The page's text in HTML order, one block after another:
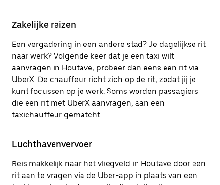
Zakelijke reizen
Een vergadering in een andere stad? Je dagelijkse rit
naar werk? Volgende keer dat je een taxi wilt
aanvragen in Houtave, probeer dan eens een rit via
UberX. De chauffeur richt zich op de rit, zodat jij je
kunt focussen op je werk. Soms worden passagiers
die een rit met UberX aanvragen, aan een
taxichauffeur gematcht.
Luchthavenvervoer
Reis makkelijk naar het vliegveld in Houtave door een
rit aan te vragen via de Uber-app in plaats van een